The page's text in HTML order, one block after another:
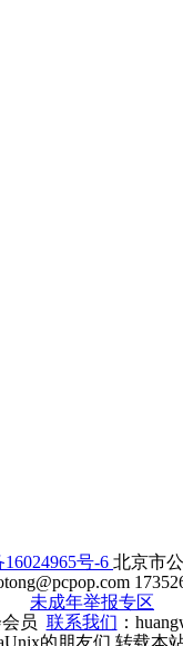
号-6 北京市
未成年举报专区
员 联系我们 ：
的朋友们 转载本